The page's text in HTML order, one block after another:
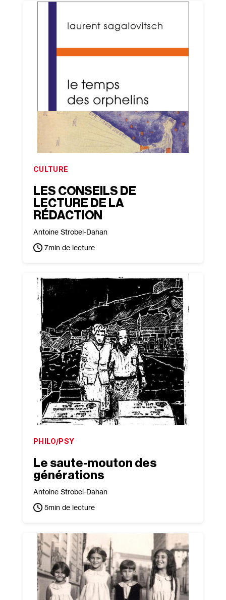
CULTURE
LES CONSEILS DE
LECTURE DE LA
RÉDACTION
Antoine Strobel-Dahan
7min de lecture
PHILO/PSY
Le saute‐​mouton des
générations
Antoine Strobel-Dahan
5min de lecture